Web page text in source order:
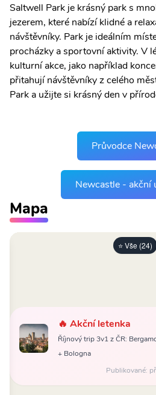
Saltwell Park je krásný park s
jezerem, které nabízí klidné a
návštěvníky. Park je ideálním
procházky a sportovní aktivity. V
kulturní akce, jako například
přitahují návštěvníky z celého
Park a užijte si krásný den v
Průvodce
Newcastle - akční
Mapa
⭐ Vše (24)
🔥 Akční letenka
Říjnový trip 3v1 z ČR:
+ Bologna
Publikované: